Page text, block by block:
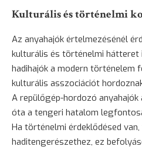
Kulturális és történelmi
Az anyahajók értelmezésénél
kulturális és történelmi hátteret
hadihajók a modern történelem
kulturális asszociációt
A repülőgép-hordozó anyahajók
óta a tengeri hatalom
Ha történelmi érdeklődésed
haditengerészethez, ez